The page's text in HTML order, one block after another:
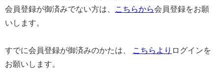
会員登録が御済みでない方は、
こちらから会員登録をお願
いします。
すでに会員登録が御済みのかたは、 こちらより ログインを
お願いします。